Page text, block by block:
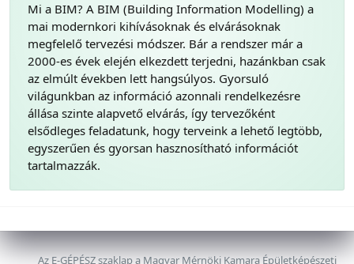
Mi a BIM? A BIM (Building Information Modelling) a
mai modernkori kihívásoknak és elvárásoknak
megfelelő tervezési módszer. Bár a rendszer már a
2000-es évek elején elkezdett terjedni, hazánkban csak
az elmúlt években lett hangsúlyos. Gyorsuló
világunkban az információ azonnali rendelkezésre
állása szinte alapvető elvárás, így tervezőként
elsődleges feladatunk, hogy terveink a lehető legtöbb,
egyszerűen és gyorsan hasznosítható információt
tartalmazzák.
Az E-GÉPÉSZ szaklap a Magyar Mérnöki Kamara Épületképészeti